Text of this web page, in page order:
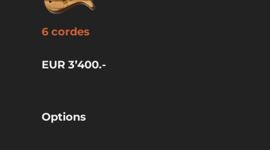
6 cordes
EUR 3’400.-
Options